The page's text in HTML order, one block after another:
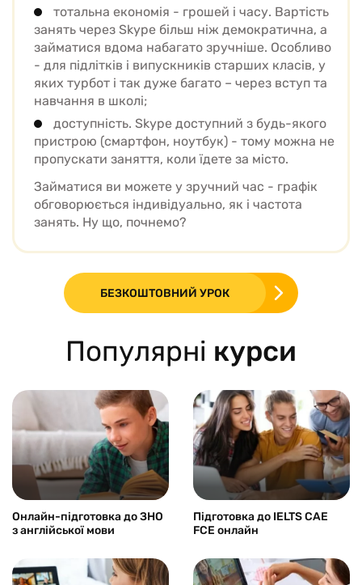
тотальна економія - грошей і часу. Вартість
занять через Skype більш ніж демократична, а
займатися вдома набагато зручніше. Особливо
- для підлітків і випускників старших класів, у
яких турбот і так дуже багато – через вступ та
навчання в школі;
доступність. Skype доступний з будь-якого
пристрою (смартфон, ноутбук) - тому можна не
пропускати заняття, коли їдете за місто.
Займатися ви можете у зручний час - графік
обговорюється індивідуально, як і частота
занять. Ну що, почнемо?
БЕЗКОШТОВНИЙ УРОК
Популярні курси
Онлайн-підготовка до ЗНО
з англійської мови
Підготовка до IELTS CAE
FCE онлайн